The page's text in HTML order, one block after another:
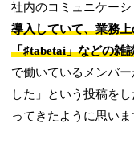
社内のコミュニケー
導入していて、業務
「♯tabetai」などの雑
で働いているメンバ
した」という投稿を
ってきたように思いま